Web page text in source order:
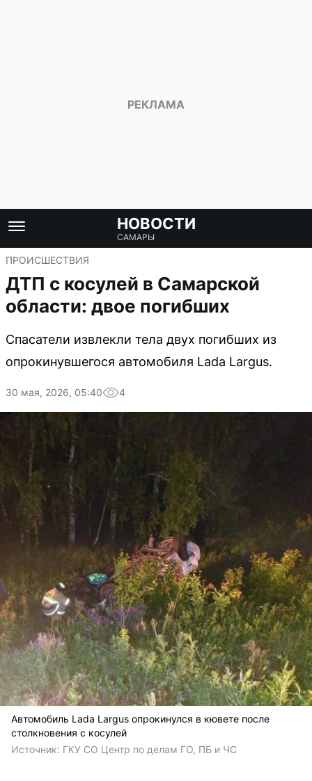
НОВОСТИ
САМАРЫ
ПРОИСШЕСТВИЯ
ДТП с косулей в Самарской
области: двое погибших
Спасатели извлекли тела двух погибших из
опрокинувшегося автомобиля Lada Largus.
30 мая, 2026, 05:40 4
Автомобиль Lada Largus опрокинулся в кювете после
столкновения с косулей
Источник: ГКУ СО Центр по делам ГО, ПБ и ЧС